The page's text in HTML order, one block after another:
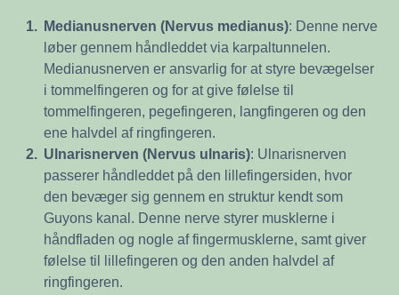
1. Medianusnerven (Nervus medianus): Denne nerve
løber gennem håndleddet via karpaltunnelen.
Medianusnerven er ansvarlig for at styre bevægelser
i tommelfingeren og for at give følelse til
tommelfingeren, pegefingeren, langfingeren og den
ene halvdel af ringfingeren.
2.
Ulnarisnerven (Nervus ulnaris): Ulnarisnerven
passerer håndleddet på den lillefingersiden, hvor
den bevæger sig gennem en struktur kendt som
Guyons kanal. Denne nerve styrer musklerne i
håndfladen og nogle af fingermusklerne, samt giver
følelse til lillefingeren og den anden halvdel af
ringfingeren.